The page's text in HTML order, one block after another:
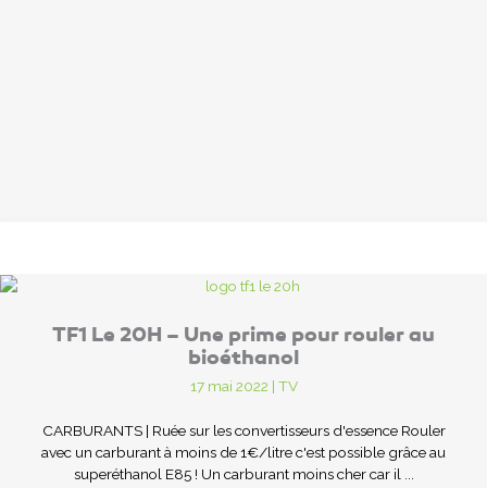
TF1 Le 20H – Une prime pour rouler au
bioéthanol
17 mai 2022 | TV
CARBURANTS | Ruée sur les convertisseurs d'essence Rouler
avec un carburant à moins de 1€/litre c'est possible grâce au
superéthanol E85 ! Un carburant moins cher car il ...